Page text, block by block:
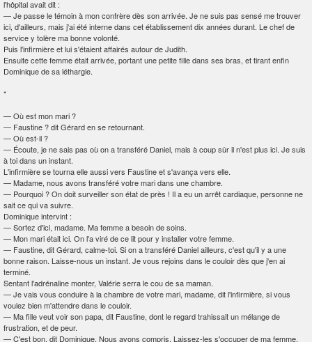
l'hôpital avait dit :
—Je passe le témoin à mon confrère dès son arrivée. Je ne suis pas sensé me trouver
ici, d'ailleurs, mais j'ai été interne dans cet établissement dix années durant. Le chef de
service y tolère ma bonne volonté.
Puis l'infirmière et lui s'étaient affairés autour de Judith.
Ensuite cette femme était arrivée, portant une petite fille dans ses bras, et tirant enfin
Dominique de sa léthargie.
*
—Où est mon mari ?
— Faustine ? dit Gérard en se retournant.
—Où est-il ?
— Écoute, je ne sais pas où on a transféré Daniel, mais à coup sûr il n'est plus ici. Je suis
à toi dans un instant.
L'infirmière se tourna elle aussi vers Faustine et s'avança vers elle.
—Madame, nous avons transféré votre mari dans une chambre.
— Pourquoi ? On doit surveiller son état de près ! Il a eu un arrêt cardiaque, personne ne
sait ce qui va suivre.
Dominique intervint :
—Sortez d'ici, madame. Ma femme a besoin de soins.
—Mon mari était ici. On l'a viré de ce lit pour y installer votre femme.
— Faustine, dit Gérard, calme-toi. Si on a transféré Daniel ailleurs, c'est qu'il y a une
bonne raison. Laisse-nous un instant. Je vous rejoins dans le couloir dès que j'en ai
terminé.
Sentant l'adrénaline monter, Valérie serra le cou de sa maman.
—Je vais vous conduire à la chambre de votre mari, madame, dit l'infirmière, si vous
voulez bien m'attendre dans le couloir.
—Ma fille veut voir son papa, dit Faustine, dont le regard trahissait un mélange de
frustration, et de peur.
—C'est bon, dit Dominique. Nous avons compris. Laissez-les s'occuper de ma femme.